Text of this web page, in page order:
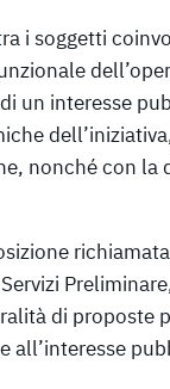
i soggetti
un interesse
nonché con la
di proposte
all’interesse